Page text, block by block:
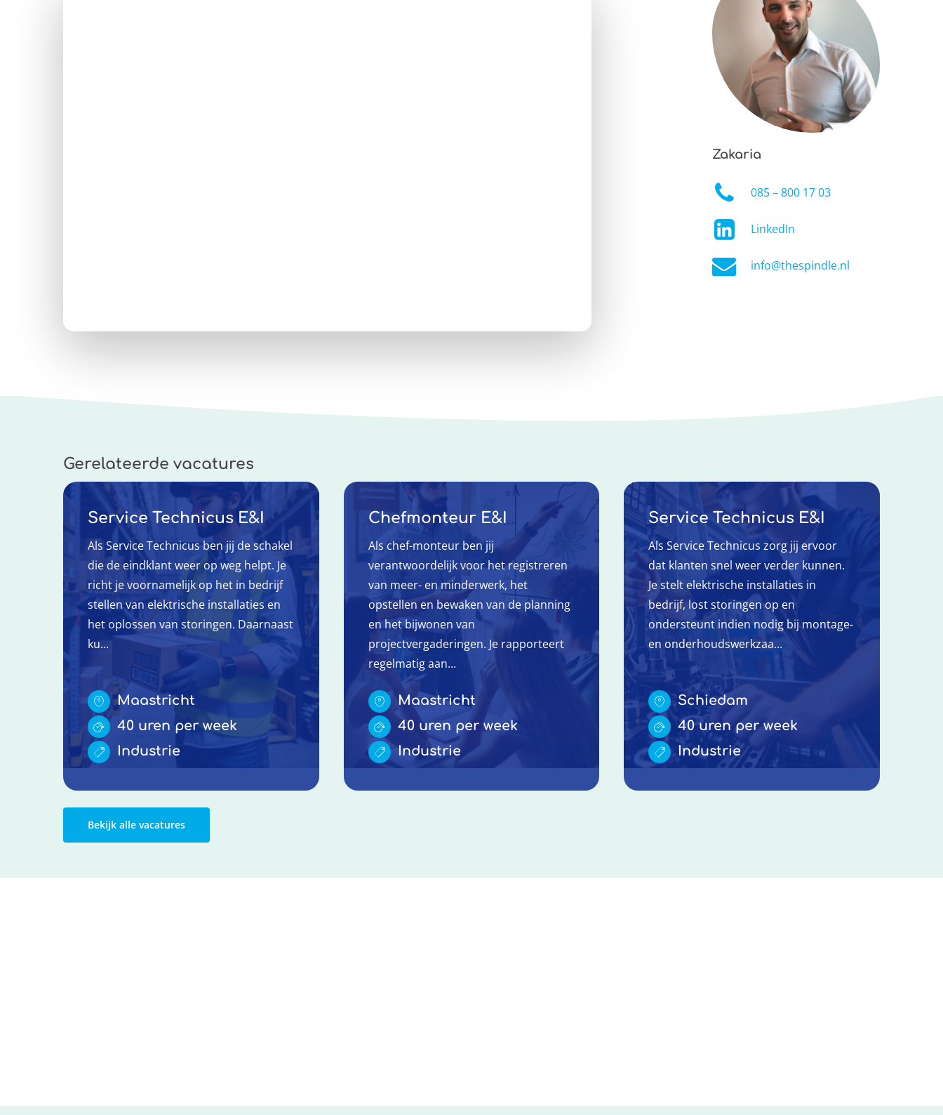
Zakaria
085 – 800 17 03
LinkedIn
info@thespindle.nl
Gerelateerde vacatures
Service Technicus E&I
Als Service Technicus ben jij de schakel
die de eindklant weer op weg helpt. Je
richt je voornamelijk op het in bedrijf
stellen van elektrische installaties en
het oplossen van storingen. Daarnaast
ku...
Maastricht
40 uren per week
Industrie
Chefmonteur E&I
Als chef-monteur ben jij
verantwoordelijk voor het registreren
van meer- en minderwerk, het
opstellen en bewaken van de planning
en het bijwonen van
projectvergaderingen. Je rapporteert
regelmatig aan...
Maastricht
40 uren per week
Industrie
Service Technicus E&I
Als Service Technicus zorg jij ervoor
dat klanten snel weer verder kunnen.
Je stelt elektrische installaties in
bedrijf, lost storingen op en
ondersteunt indien nodig bij montage-
en onderhoudswerkzaa...
Schiedam
40 uren per week
Industrie
Bekijk alle vacatures